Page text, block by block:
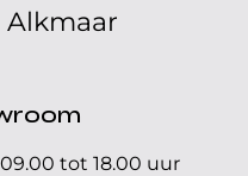
Alkmaar
09.00 tot 18.00 uur